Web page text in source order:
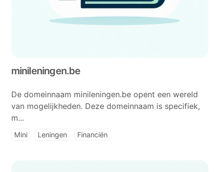
minileningen.be
De domeinnaam minileningen.be opent een wereld
van mogelijkheden. Deze domeinnaam is specifiek,
m...
Mini Leningen Financiën